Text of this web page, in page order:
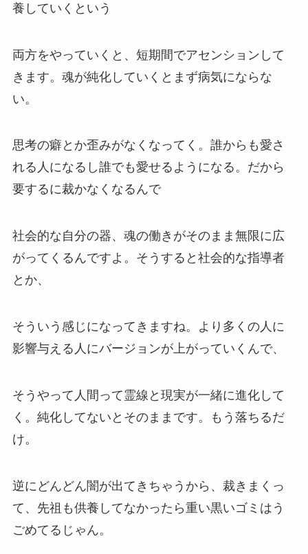
養していくという
両方をやっていくと、短期間でアセンションして
きます。 魂が純化していくと まず病気にならな
い。
思考の癖とか歪みがなくなってく。 誰からも愛さ
れる人になるし誰でも愛せるようになる。だから
要するに裁かなくなるんで
社会的な自分の器、魂の働きがそのまま無限に広
がってくるんですよ。そうすると社会的な指導者
とか、
そういう感じになってきますね。より多くの人に
影響与える人にバージョンが上がっていくんで、
そうやって人間って霊線と現実が一緒に進化して
く。純化してないとそのままです。
もう落ちるだ
け。
逆にどんどん闇が出てきちゃうから、裁きまくっ
て、先祖も供養してなかったら重い黒いゴミは う
ごめてるじゃん。